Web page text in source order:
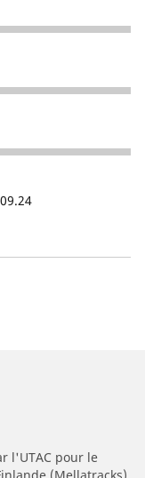
l'UTAC pour le